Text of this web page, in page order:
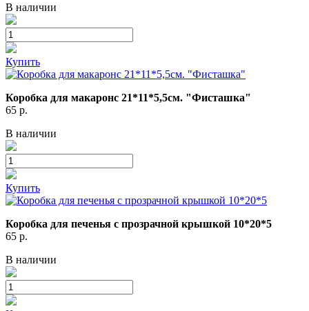
В наличии
Купить
Коробка для макаронс 21*11*5,5см. "Фисташка"
65 р.
В наличии
Купить
Коробка для печенья с прозрачной крышкой 10*20*5
65 р.
В наличии